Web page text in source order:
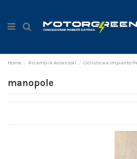
Home Ricambi e Accessori Ciclistica e impianto
manopole